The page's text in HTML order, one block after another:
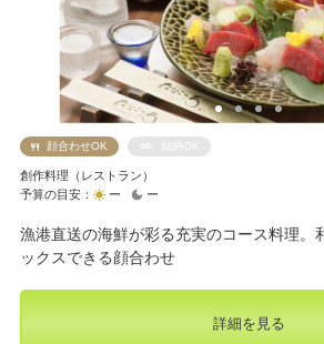
顔合わせOK 結納OK
創作料理（レストラン）
予算の目安：
ー ー
漁港直送の海鮮が彩る充実のコース料理。
ックスできる顔合わせ
詳細を見る